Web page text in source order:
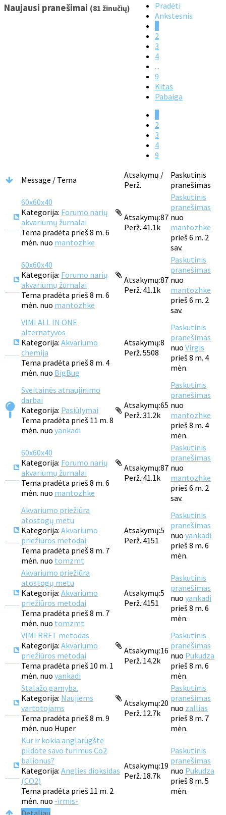
Naujausi pranešimai (81 žinučių)
Pradėti
Ankstesnis
2
3
4
...
9
Kitas
Pabaiga
2
3
4
9
Message / Tema
Atsakymų /
Perž.
Paskutinis
pranešimas
Detaliau
60x60x40
Kategorija: Forumo narių
akvariumų žurnalai
Tema pradėta prieš 8 m. 6
mėn. nuo mantozhke
Atsakymų:87
Perž.:41.1k
Paskutinis
pranešimas
nuo
mantozhke
prieš 6 m. 2
sav.
60x60x40
Kategorija: Forumo narių
akvariumų žurnalai
Tema pradėta prieš 8 m. 6
mėn. nuo mantozhke
Atsakymų:87
Perž.:41.1k
Paskutinis
pranešimas
nuo
mantozhke
prieš 6 m. 2
sav.
VIMI ALL IN ONE
alternatyvos
Kategorija: Akvariumo
chemija
Tema pradėta prieš 8 m. 4
mėn. nuo BigBug
Atsakymų:8
Perž.:5508
Paskutinis
pranešimas
nuo Virgis
prieš 8 m. 4
mėn.
Sveitainės atnaujinimo
darbai
Kategorija: Pasiūlymai
Tema pradėta prieš 11 m. 8
mėn. nuo yankadi
Atsakymų:65
Perž.:31.2k
Paskutinis
pranešimas
nuo
mantozhke
prieš 8 m. 4
mėn.
60x60x40
Kategorija: Forumo narių
akvariumų žurnalai
Tema pradėta prieš 8 m. 6
mėn. nuo mantozhke
Atsakymų:87
Perž.:41.1k
Paskutinis
pranešimas
nuo
mantozhke
prieš 6 m. 2
sav.
Akvariumo priežiūra
atostogų metu
Kategorija: Akvariumo
priežiūros metodai
Tema pradėta prieš 8 m. 7
mėn. nuo tomzmt
Atsakymų:5
Perž.:4151
Paskutinis
pranešimas
nuo yankadi
prieš 8 m. 6
mėn.
Akvariumo priežiūra
atostogų metu
Kategorija: Akvariumo
priežiūros metodai
Tema pradėta prieš 8 m. 7
mėn. nuo tomzmt
Atsakymų:5
Perž.:4151
Paskutinis
pranešimas
nuo yankadi
prieš 8 m. 6
mėn.
VIMI RRFT metodas
Kategorija: Akvariumo
priežiūros metodai
Tema pradėta prieš 10 m. 1
mėn. nuo yankadi
Atsakymų:16
Perž.:14.2k
Paskutinis
pranešimas
nuo Pukudza
prieš 8 m. 6
mėn.
Stalažo gamyba.
Kategorija: Naujiems
vartotojams
Tema pradėta prieš 8 m. 9
mėn. nuo Huper
Atsakymų:20
Perž.:12.7k
Paskutinis
pranešimas
nuo zallias
prieš 8 m. 7
mėn.
Kur ir kokia anglarūgšte
pildote savo turimus Co2
balionus?
Kategorija: Anglies dioksidas
(CO2)
Tema pradėta prieš 11 m. 2
mėn. nuo -irmis-
Atsakymų:19
Perž.:18.7k
Paskutinis
pranešimas
nuo Pukudza
prieš 8 m. 5
mėn.